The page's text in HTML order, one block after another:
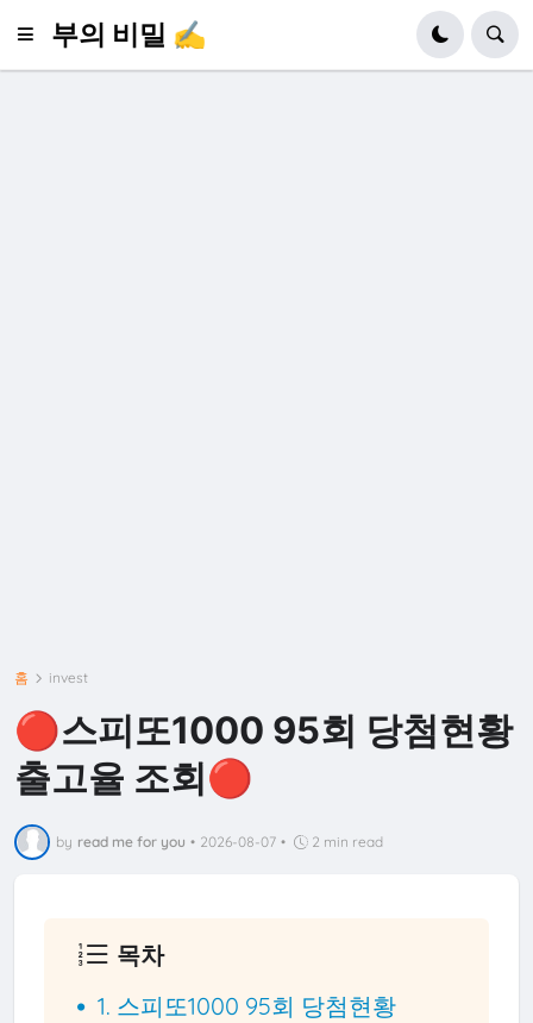
부의 비밀 ✍️
홈 invest
🔴스피또1000 95회 당첨현황
출고율 조회🔴
by read me for you • 2026-08-07 • 2 min read
목차
1. 스피또1000 95회 당첨현황